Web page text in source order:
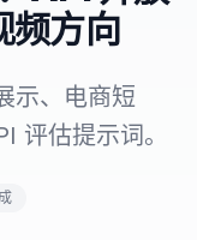
频方向
示、电商短
评估提示词。